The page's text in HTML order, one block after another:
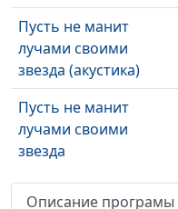
Пусть не манит
лучами своими
звезда (акустика)
Пусть не манит
лучами своими
звезда
В минуты скорби и
Описание програмы